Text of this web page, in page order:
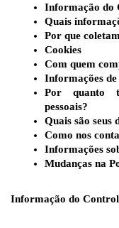
Informação do
Quais
Por que
Cookies
Com quem
Informações de
Por quanto
pessoais?
Quais são seus
Como nos
Informações
Mudanças na
Informação do